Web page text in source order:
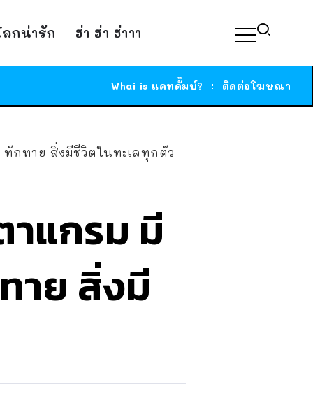
กน่ารัก ฮ่า ฮ่า ฮ่าาา
Whai is แคทดั๊มบ์? ติดต่อโฆษณา
กทาย สิ่งมีชีวิตในทะเลทุกตัว
แกรม มี
าย สิ่งมี